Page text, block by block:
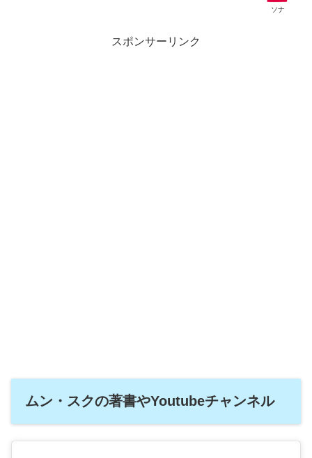
ソナ
スポンサーリンク
ムン・スクの著書やYoutubeチャンネル